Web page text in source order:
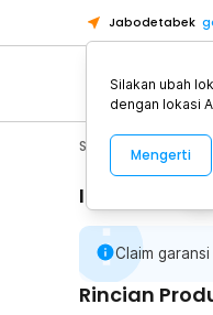
Jabodetabek
Sport & Outdoor
Informasi
Claim
Rincian
Silakan ubah
dengan lokasi
Mengerti